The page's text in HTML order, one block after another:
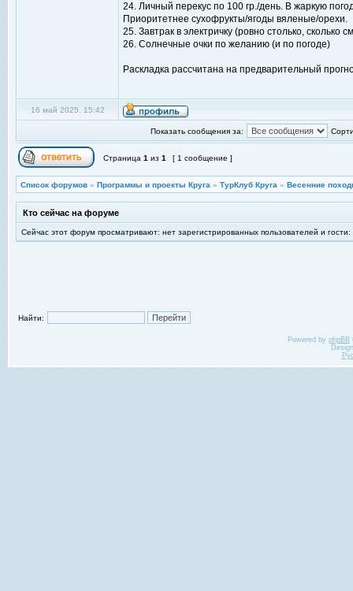
24. Личный перекус по 100 гр./день. В жаркую
Приоритетнее сухофрукты/ягоды вяленые/орехи.
25. Завтрак в электричку (ровно столько,
26. Солнечные очки по желанию (и по погоде)
Раскладка рассчитана на предварительный
16 май 2025, 15:42
Показать сообщения за:
Страница 1 из 1 [ 1 сообщение ]
Список форумов » Программы и проекты Круга » ТурКлуб Круга » Весенние
Кто сейчас на форуме
Сейчас этот форум просматривают: нет зарегистрированных пользователей и гости:
Найти:
Powered by phpBB